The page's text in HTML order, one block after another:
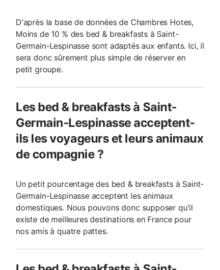
D'après la base de données de Chambres Hotes,
Moins de 10 % des bed & breakfasts à Saint-
Germain-Lespinasse sont adaptés aux enfants. Ici, il
sera donc sûrement plus simple de réserver en
petit groupe.
Les bed & breakfasts à Saint-
Germain-Lespinasse acceptent-
ils les voyageurs et leurs animaux
de compagnie ?
Un petit pourcentage des bed & breakfasts à Saint-
Germain-Lespinasse acceptent les animaux
domestiques. Nous pouvons donc supposer qu'il
existe de meilleures destinations en France pour
nos amis à quatre pattes.